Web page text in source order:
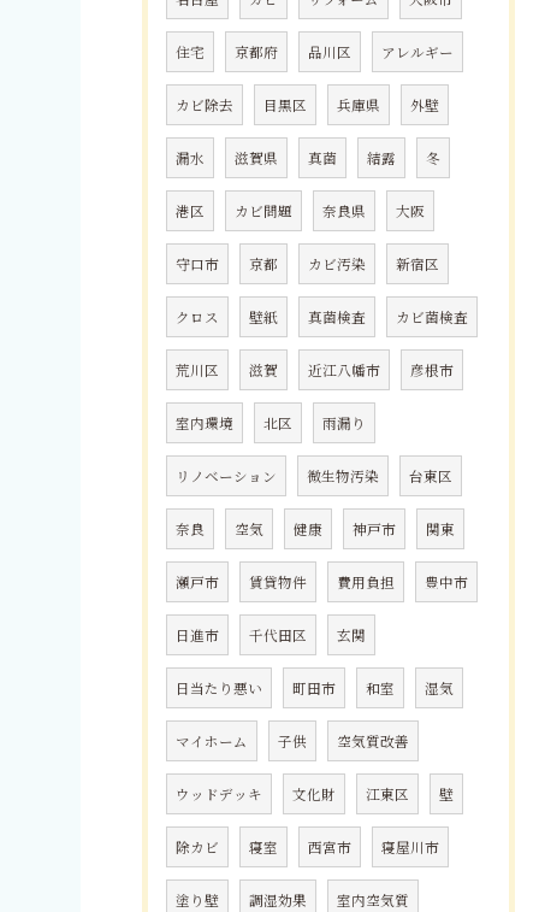
住宅 京都府 品川区 アレルギー
カビ除去 目黒区 兵庫県 外壁
漏水 滋賀県 真菌 結露 冬
港区 カビ問題 奈良県 大阪
守口市 京都 カビ汚染 新宿区
クロス 壁紙 真菌検査 カビ菌検査
荒川区 滋賀 近江八幡市 彦根市
室内環境 北区 雨漏り
リノベーション 微生物汚染 台東区
奈良 空気 健康 神戸市 関東
瀬戸市 賃貸物件 費用負担 豊中市
日進市 千代田区 玄関
日当たり悪い 町田市 和室 湿気
マイホーム 子供 空気質改善
ウッドデッキ 文化財 江東区 壁
除カビ 寝室 西宮市 寝屋川市
塗り壁 調湿効果 室内空気質